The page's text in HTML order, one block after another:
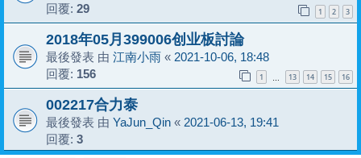
回覆: 29 1 2 3
2018年05月399006创业板討論
最後發表 由 江南小雨 « 2021-10-06, 18:48
回覆: 156 1 … 13 14 15 16
002217合力泰
最後發表 由 YaJun_Qin « 2021-06-13, 19:41
回覆: 3